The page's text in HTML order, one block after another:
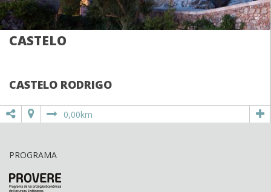
CASTELO
CASTELO RODRIGO
0,00km
PROGRAMA